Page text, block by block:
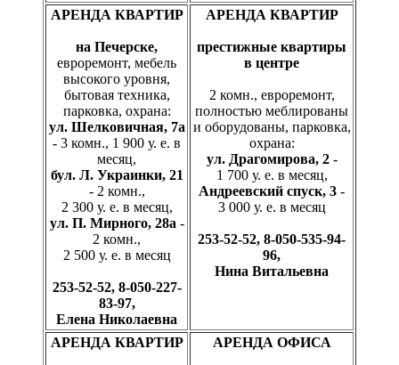
АРЕНДА КВАРТИР
на Печерске,
евроремонт, мебель
высокого уровня,
бытовая техника,
парковка, охрана:
ул. Шелковичная, 7а
- 3 комн., 1 900 у. е. в
месяц,
бул. Л. Украинки, 21
- 2 комн.,
2 300 у. е. в месяц,
ул. П. Мирного, 28а -
2 комн.,
2 500 у. е. в месяц
253-52-52, 8-050-227-
83-97,
Елена Николаевна
АРЕНДА КВАРТИР
престижные квартиры
в центре
2 комн., евроремонт,
полностью меблированы
и оборудованы, парковка,
охрана:
ул. Драгомирова, 2-
1 700 у. е. в месяц,
Андреевский спуск, 3 -
3 000 у. е. в месяц
253-52-52, 8-050-535-94-
96,
Нина Витальевна
АРЕНДА КВАРТИР АРЕНДА ОФИСА